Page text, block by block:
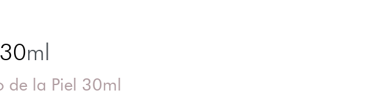
30ml
de la Piel 30ml